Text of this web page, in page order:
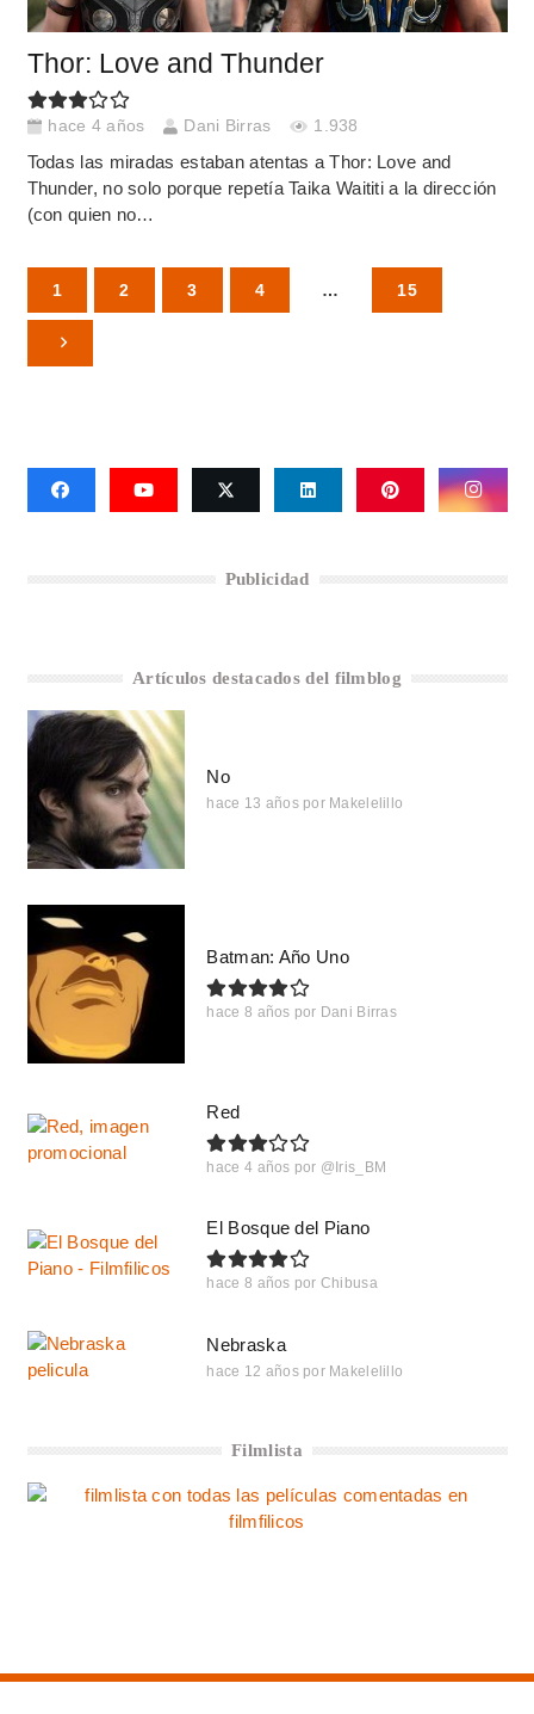
Thor: Love and Thunder
hace 4 años Dani Birras 1.938
Todas las miradas estaban atentas a Thor: Love and
Thunder, no solo porque repetía Taika Waititi a la dirección
(con quien no…
1 2 3 4 … 15
Publicidad
Artículos destacados del filmblog
No
hace 13 años por Makelelillo
Batman: Año Uno
hace 8 años por Dani Birras
Red
hace 4 años por @Iris_BM
El Bosque del Piano
hace 8 años por Chibusa
Nebraska
hace 12 años por Makelelillo
Filmlista